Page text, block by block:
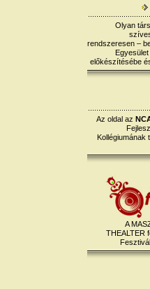
Olyan
rendszeresen –
előkészítésébe
Az oldal az
Kollégiumának
A
THEALTER